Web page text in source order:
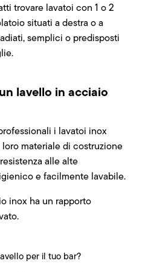
trovare lavatoi con 1 o 2
situati a destra o a
semplici o predisposti
lavello in acciaio
i lavatoi inox
materiale di costruzione
alle alte
e facilmente lavabile.
inox ha un rapporto
per il tuo bar?